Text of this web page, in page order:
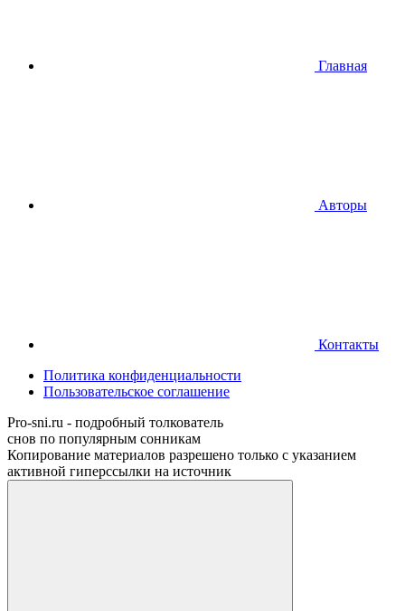
Главная
Авторы
Контакты
Политика конфиденциальности
Пользовательское соглашение
Pro-sni.ru - подробный толкователь
снов по популярным сонникам
Копирование материалов разрешено только с указанием
активной гиперссылки на источник